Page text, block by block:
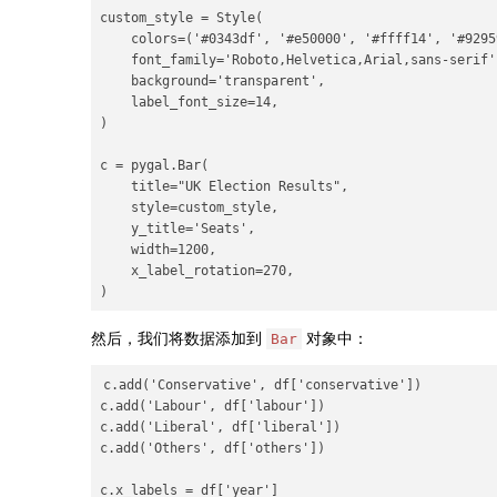
custom_style = Style(
colors=('#0343df', '#e50000', '#ffff14',
font_family='Roboto,Helvetica,Arial,sans-
    background='transparent',
    label_font_size=14,
)
c = pygal.Bar(
    title="UK Election Results",
    style=custom_style,
    y_title='Seats',
    width=1200,
    x_label_rotation=270,
然后，我们将数据添加到 Bar 对象中：
c.add('Conservative', df['conservative'])
c.add('Labour', df['labour'])
c.add('Liberal', df['liberal'])
c.add('Others', df['others'])